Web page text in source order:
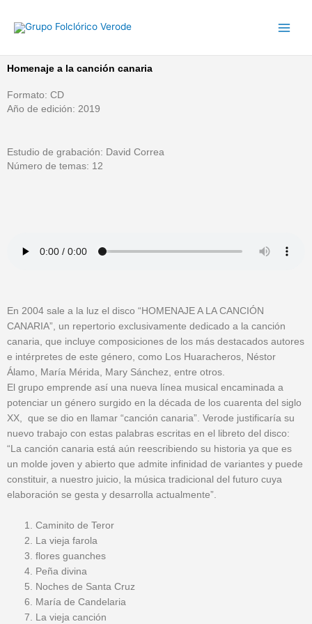
Homenaje a la canción canaria
Formato: CD
Año de edición: 2019
Estudio de grabación: David Correa
Número de temas: 12
En 2004 sale a la luz el disco “HOMENAJE A LA CANCIÓN
CANARIA”, un repertorio exclusivamente dedicado a la canción
canaria, que incluye composiciones de los más destacados autores
e intérpretes de este género, como Los Huaracheros, Néstor
Álamo, María Mérida, Mary Sánchez, entre otros.
El grupo emprende así una nueva línea musical encaminada a
potenciar un género surgido en la década de los cuarenta del siglo
XX, que se dio en llamar “canción canaria”. Verode justificaría su
nuevo trabajo con estas palabras escritas en el libreto del disco:
“La canción canaria está aún reescribiendo su historia ya que es
un molde joven y abierto que admite infinidad de variantes y puede
constituir, a nuestro juicio, la música tradicional del futuro cuya
elaboración se gesta y desarrolla actualmente”.
Caminito de Teror
La vieja farola
flores guanches
Peña divina
Noches de Santa Cruz
María de Candelaria
La vieja canción